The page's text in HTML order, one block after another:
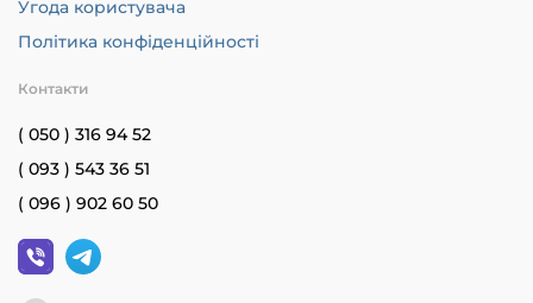
Угода користувача
Політика конфіденційності
Контакти
( 050 ) 316 94 52
( 093 ) 543 36 51
( 096 ) 902 60 50